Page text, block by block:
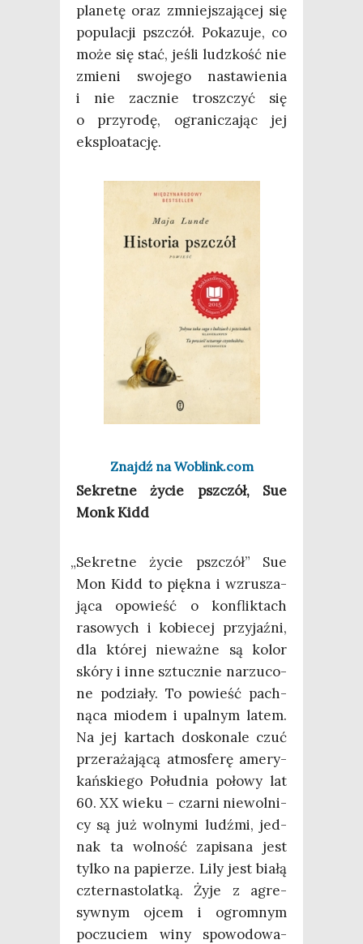
pla­ne­tę oraz zmniej­sza­ją­cej się
popu­la­cji psz­czół. Poka­zu­je, co
może się stać, jeśli ludz­kość nie
zmie­ni swo­je­go nasta­wie­nia
i nie zacznie trosz­czyć się
o przy­ro­dę, ogra­ni­cza­jąc jej
eksploatację.
Znajdź na Woblink.com
Sekret­ne życie psz­czół, Sue
Monk Kidd
„Sekret­ne życie psz­czół” Sue
Mon Kidd to pięk­na i wzru­sza­
ją­ca opo­wieść o kon­flik­tach
raso­wych i kobie­cej przy­jaź­ni,
dla któ­rej nie­waż­ne są kolor
skó­ry i inne sztucz­nie narzu­co­
ne podzia­ły. To powieść pach­
ną­ca mio­dem i upal­nym latem.
Na jej kar­tach dosko­na­le czuć
prze­ra­ża­ją­cą atmos­fe­rę ame­ry­
kań­skie­go Połu­dnia poło­wy lat
60. XX wie­ku – czar­ni nie­wol­ni­
cy są już wol­ny­mi ludź­mi, jed­
nak ta wol­ność zapi­sa­na jest
tyl­ko na papie­rze. Lily jest bia­łą
czter­na­sto­lat­ką. Żyje z agre­
syw­nym ojcem i ogrom­nym
poczu­ciem winy spo­wo­do­wa­